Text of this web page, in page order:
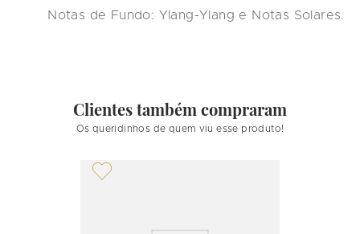
Notas de Fundo: Ylang-Ylang e Notas Solares.
Clientes também compraram
Os queridinhos de quem viu esse produto!